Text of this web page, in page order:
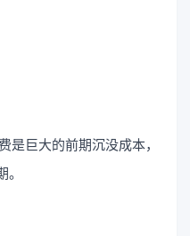
是巨大的前期沉没成本，